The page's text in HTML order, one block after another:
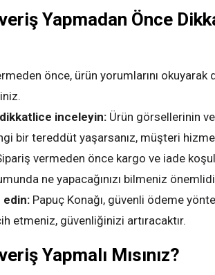
Yapmadan Önce
önce, ürün yorumlarını okuyarak
dikkatlice inceleyin: Ürün görsellerinin ve
bir tereddüt yaşarsanız, müşteri
vermeden önce kargo ve iade
ne yapacağınızı bilmeniz
edin: Papuç Konağı, güvenli ödeme
etmeniz, güvenliğinizi artıracaktır.
Yapmalı Mısınız?